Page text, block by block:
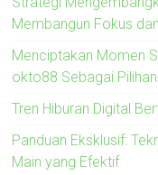
Membangun Fokus
Menciptakan Momen
okto88 Sebagai
Tren Hiburan Digital
Panduan Eksklusif:
Main yang Efektif